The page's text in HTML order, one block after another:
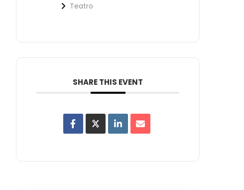
Teatro
SHARE THIS EVENT